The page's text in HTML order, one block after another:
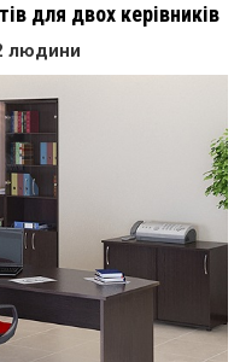
для двох керівників
людини